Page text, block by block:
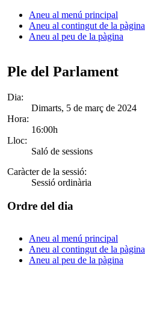
Aneu al menú principal
Aneu al contingut de la pàgina
Aneu al peu de la pàgina
Ple del Parlament
Dia:
Dimarts, 5 de març de 2024
Hora:
16:00h
Lloc:
Saló de sessions
Caràcter de la sessió:
Sessió ordinària
Ordre del dia
Aneu al menú principal
Aneu al contingut de la pàgina
Aneu al peu de la pàgina